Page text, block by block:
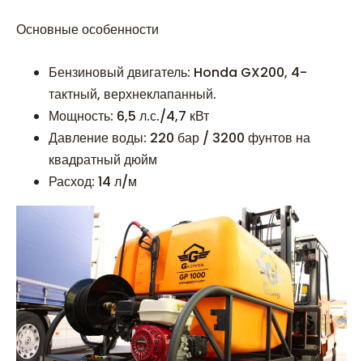
Основные особенности
Бензиновый двигатель: Honda GX200, 4-
тактный, верхнеклапанный.
Мощность: 6,5 л.с./4,7 кВт
Давление воды: 220 бар / 3200 фунтов на
квадратный дюйм
Расход: 14 л/м